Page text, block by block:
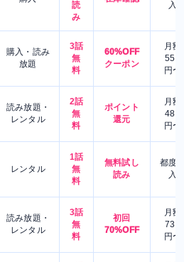
読
み
入
購入・読み
放題
3話
無
料
60%OFF
クーポン
月額
550
円〜
読み放題・
レンタル
2話
無
料
ポイント
還元
月額
480
円〜
レンタル
1話
無
料
無料試し
読み
都度
入
読み放題・
レンタル
3話
無
料
初回
70%OFF
月額
730
円〜